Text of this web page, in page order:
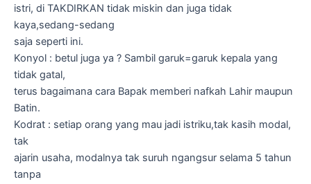
istri, di TAKDIRKAN tidak miskin dan juga tidak
kaya,sedang-sedang
saja seperti ini.
Konyol : betul juga ya ? Sambil garuk=garuk kepala yang
tidak gatal,
terus bagaimana cara Bapak memberi nafkah Lahir maupun
Batin.
Kodrat : setiap orang yang mau jadi istriku,tak kasih modal,
tak
ajarin usaha, modalnya tak suruh ngangsur selama 5 tahun
tanpa